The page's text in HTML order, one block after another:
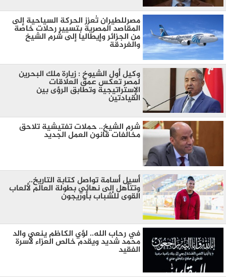
مصرللطيران تُعزز الحركة السياحية إلى
المقاصد المصرية بتسيير رحلات خاصة
من الجزائر وإيطاليا إلى شرم الشيخ
والغردقة
وكيل أول الشيوخ : زيارة ملك البحرين
لمصر تعكس عمق العلاقات
الإستراتيجية وتطابق الرؤى بين
القيادتين
شرم الشيخ.. حملات تفتيشية تلاحق
مخالفات قانون العمل الجديد
أسيل أسامة تواصل كتابة التاريخ..
وتتأهل إلى نهائي بطولة العالم لألعاب
القوى للشباب بأوريجون
في رحاب الله.. لؤي الكاظم ينعي والد
محمد شديد ويقدم خالص العزاء لأسرة
الفقيد